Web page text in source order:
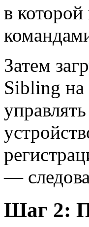
в
Затем
Sibling на
—
Шаг 2: